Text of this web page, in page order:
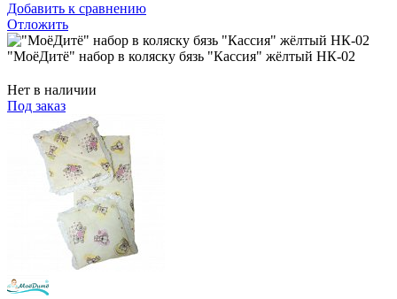
Добавить к сравнению
Отложить
"МоёДитё" набор в коляску бязь "Кассия" жёлтый НК-02
Нет в наличии
Под заказ